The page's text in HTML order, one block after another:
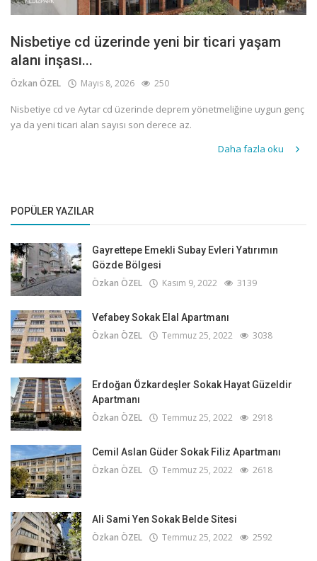
Nisbetiye cd üzerinde yeni bir ticari yaşam
alanı inşası...
Özkan ÖZEL Mayıs 8, 2026 250
Nisbetiye cd ve Aytar cd üzerinde deprem yönetmeliğine uygun genç
ya da yeni ticari alan sayısı son derece az.
Daha fazla oku
POPÜLER YAZILAR
Gayrettepe Emekli Subay Evleri Yatırımın
Gözde Bölgesi
Özkan ÖZEL Kasım 9, 2022 3139
Vefabey Sokak Elal Apartmanı
Özkan ÖZEL Temmuz 25, 2022 3038
Erdoğan Özkardeşler Sokak Hayat Güzeldir
Apartmanı
Özkan ÖZEL Temmuz 25, 2022 2918
Cemil Aslan Güder Sokak Filiz Apartmanı
Özkan ÖZEL Temmuz 25, 2022 2618
Ali Sami Yen Sokak Belde Sitesi
Özkan ÖZEL Temmuz 25, 2022 2592